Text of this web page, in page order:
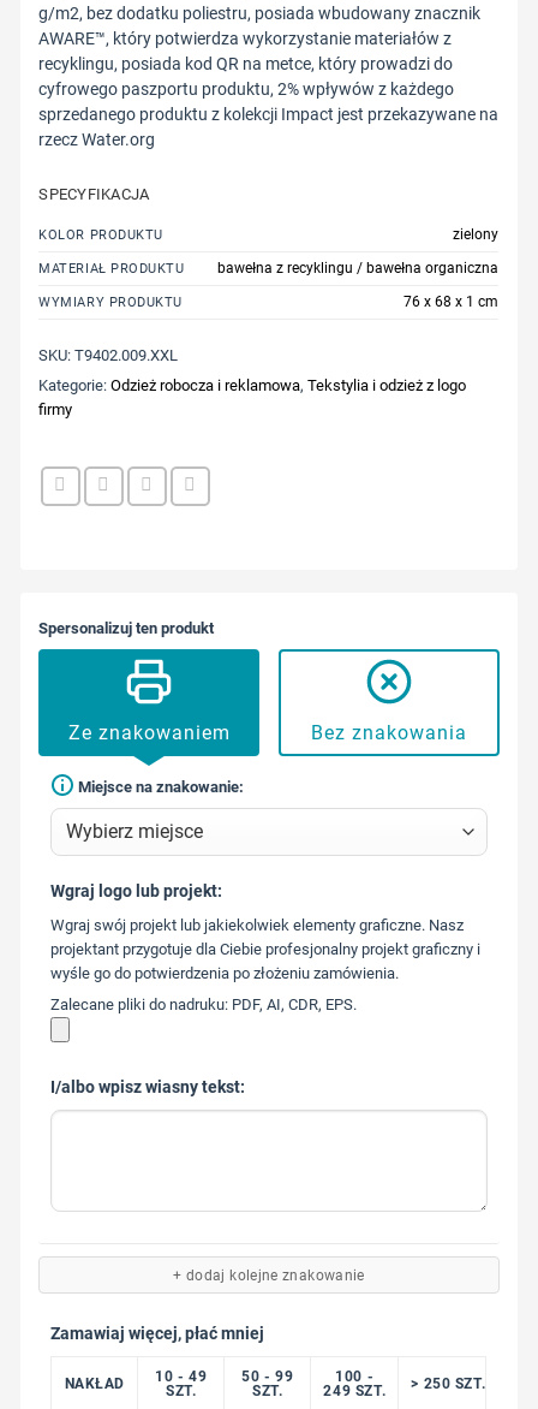
g/m2, bez dodatku poliestru, posiada wbudowany znacznik
AWARE™, który potwierdza wykorzystanie materiałów z
recyklingu, posiada kod QR na metce, który prowadzi do
cyfrowego paszportu produktu, 2% wpływów z każdego
sprzedanego produktu z kolekcji Impact jest przekazywane na
rzecz Water.org
SPECYFIKACJA
KOLOR PRODUKTU zielony
MATERIAŁ PRODUKTU bawełna z recyklingu / bawełna organiczna
WYMIARY PRODUKTU 76 x 68 x 1 cm
SKU:T9402.009.XXL
Kategorie:Odzież robocza i reklamowa,Tekstylia i odzież z logo
firmy
Spersonalizuj ten produkt
Ze znakowaniem Bez znakowania
Miejsce na znakowanie:
573 568
217
Wgraj logo lub projekt:
Wgraj swój projekt lub jakiekolwiek elementy graficzne. Nasz
projektant przygotuje dla Ciebie profesjonalny projekt graficzny i
wyśle go do potwierdzenia po złożeniu zamówienia.
Zalecane pliki do nadruku: PDF, AI, CDR, EPS.
I/albo wpisz wiasny tekst:
+ dodaj kolejne znakowanie
Zamawiaj więcej, płać mniej
NAKŁAD
10 - 49
SZT.
50 - 99
SZT.
100 -
249 SZT.
> 250 SZT.